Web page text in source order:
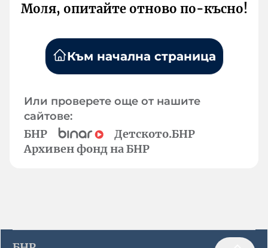
Моля, опитайте отново по-късно!
Към начална страница
Или проверете още от нашите
сайтове:
БНР
Детското.БНР
Архивен фонд на БНР